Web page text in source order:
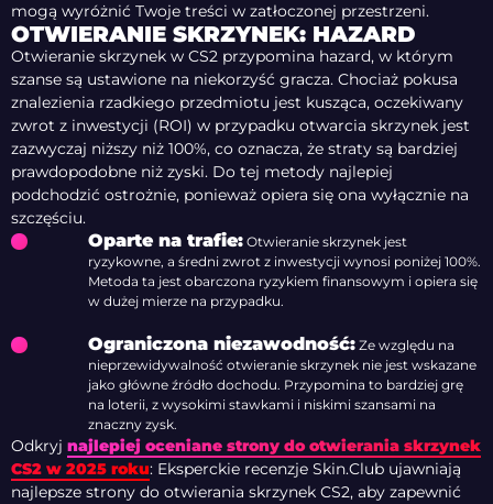
mogą wyróżnić Twoje treści w zatłoczonej przestrzeni.
OTWIERANIE SKRZYNEK: HAZARD
Otwieranie skrzynek w CS2 przypomina hazard, w którym
szanse są ustawione na niekorzyść gracza. Chociaż pokusa
znalezienia rzadkiego przedmiotu jest kusząca, oczekiwany
zwrot z inwestycji (ROI) w przypadku otwarcia skrzynek jest
zazwyczaj niższy niż 100%, co oznacza, że ​​straty są bardziej
prawdopodobne niż zyski. Do tej metody najlepiej
podchodzić ostrożnie, ponieważ opiera się ona wyłącznie na
szczęściu.
Oparte na trafie: Otwieranie skrzynek jest
ryzykowne, a średni zwrot z inwestycji wynosi poniżej 100%.
Metoda ta jest obarczona ryzykiem finansowym i opiera się
w dużej mierze na przypadku.
Ograniczona niezawodność: Ze względu na
nieprzewidywalność otwieranie skrzynek nie jest wskazane
jako główne źródło dochodu. Przypomina to bardziej grę
na loterii, z wysokimi stawkami i niskimi szansami na
znaczny zysk.
Odkryj najlepiej oceniane strony do otwierania skrzynek
CS2 w 2025 roku: Eksperckie recenzje Skin.Club ujawniają
najlepsze strony do otwierania skrzynek CS2, aby zapewnić